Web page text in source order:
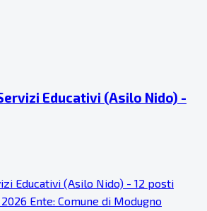
Educativi (Asilo Nido) -
Educativi (Asilo Nido) - 12 posti
Ente: Comune di Modugno